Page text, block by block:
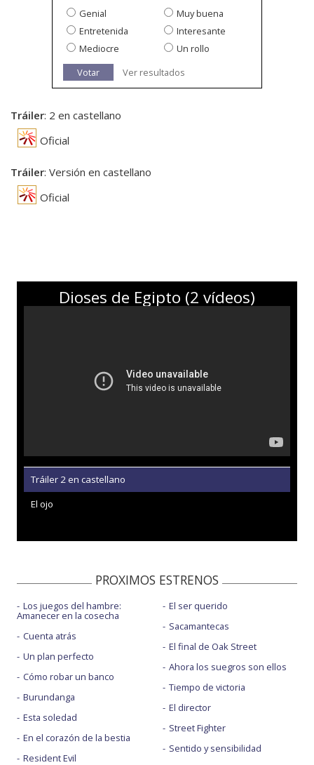
Genial
Muy buena
Entretenida
Interesante
Mediocre
Un rollo
Votar
Ver resultados
Tráiler: 2 en castellano
Oficial
Tráiler: Versión en castellano
Oficial
Dioses de Egipto (2 vídeos)
Tráiler 2 en castellano
El ojo
PROXIMOS ESTRENOS
Los juegos del hambre:
Amanecer en la cosecha
Cuenta atrás
Un plan perfecto
Cómo robar un banco
Burundanga
Esta soledad
En el corazón de la bestia
Resident Evil
El ser querido
Sacamantecas
El final de Oak Street
Ahora los suegros son ellos
Tiempo de victoria
El director
Street Fighter
Sentido y sensibilidad